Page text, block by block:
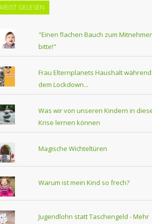
MEIST GELESEN
"Einen flachen Bauch zum
bitte!"
Frau Elternplanets Haushalt während
dem Lockdown...
Was wir von unseren Kindern in
Krise lernen können
Magische Wichteltüren
Warum ist mein Kind so frech?
Jugendlohn statt Taschengeld - Mehr